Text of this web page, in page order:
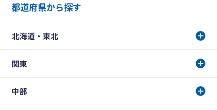
都道府県から探す
北海道・東北
関東
中部